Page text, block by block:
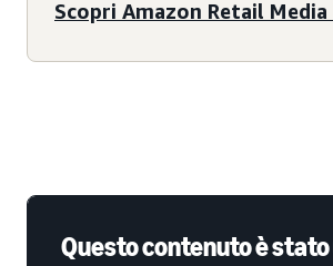
Scopri Amazon Retail Media
Questo contenuto è